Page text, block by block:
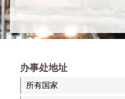
办事处地址
所有国家